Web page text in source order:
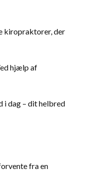
kiropraktorer, der
hjælp af
i dag – dit helbred
fra en